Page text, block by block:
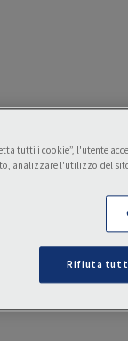
tutti i cookie”, l'utente
analizzare l'utilizzo del
Rifiuta